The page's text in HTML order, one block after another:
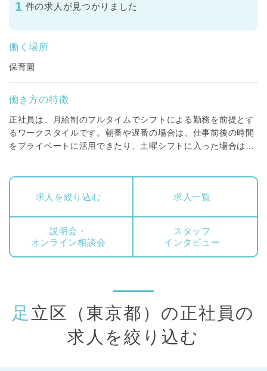
1 件の求人が見つかりました
働く場所
保育園
働き方の特徴
正社員は、月給制のフルタイムでシフトによる勤務を前提とす
るワークスタイルです。朝番や遅番の場合は、仕事前後の時間
をプライベートに活用できたり、土曜シフトに入った場合は平
保育スタッフ(保育士)・調理スタッフ(調理師・栄養士)・看護
象となります。
求人を絞り込む 求人一覧
説明会・
オンライン相談会
スタッフ
インタビュー
足立区（東京都）の正社員の
求人を絞り込む